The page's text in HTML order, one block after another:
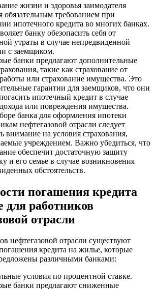
жизни и здоровья заимодателя
обязательным требованием при
ипотечного кредита во многих банках.
банку обезопасить себя от
утраты в случае непредвиденной
с заемщиком.
банки предлагают дополнительные
такие как страхование от
или страхование имущества. Это
гарантии для заемщиков, что они
ипотечный кредит в случае
или повреждения имущества.
банка для оформления ипотеки
нефтегазовой отрасли следует
внимание на условия страхования,
учреждением. Важно убедиться, что
обеспечит достаточную защиту
и его семье в случае возникновения
обстоятельств.
погашения кредита
для работников
отрасли
нефтегазовой отрасли существуют
кредита на жилье, которые
различными банками:
условия по процентной ставке.
банки предлагают сниженные